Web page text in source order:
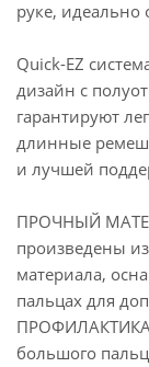
руке, идеально
Quick-EZ
дизайн с
гарантируют
длинные
и лучшей
ПРОЧНЫЙ
произведены
материала,
пальцах для
большого